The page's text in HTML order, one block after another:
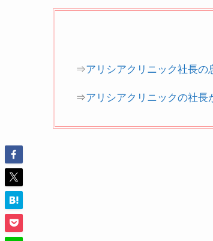
⇒アリシアクリニック社長の
⇒アリシアクリニックの社長